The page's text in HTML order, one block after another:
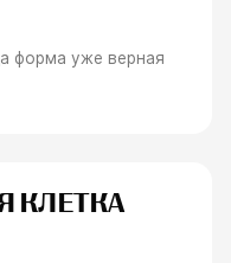
форма уже верная
КЛЕТКА